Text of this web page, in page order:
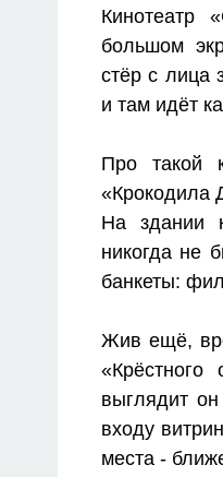
Кинотеатр
большом
стёр с лица
и там идёт
Про такой
«Крокодила
На здании
никогда не
банкеты:
Жив ещё,
выглядит
входу
места -